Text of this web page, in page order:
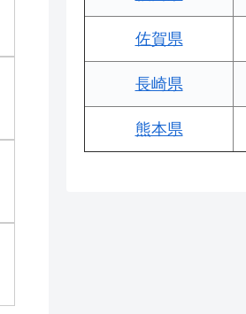
佐賀県
長崎県
熊本県